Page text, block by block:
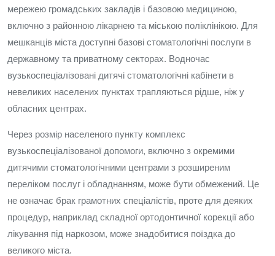
мережею громадських закладів і базовою медициною,
включно з районною лікарнею та міською поліклінікою. Для
мешканців міста доступні базові стоматологічні послуги в
державному та приватному секторах. Водночас
вузькоспеціалізовані дитячі стоматологічні кабінети в
невеликих населених пунктах трапляються рідше, ніж у
обласних центрах.
Через розмір населеного пункту комплекс
вузькоспеціалізованої допомоги, включно з окремими
дитячими стоматологічними центрами з розширеним
переліком послуг і обладнанням, може бути обмежений. Це
не означає брак грамотних спеціалістів, проте для деяких
процедур, наприклад складної ортодонтичної корекції або
лікування під наркозом, може знадобитися поїздка до
великого міста.